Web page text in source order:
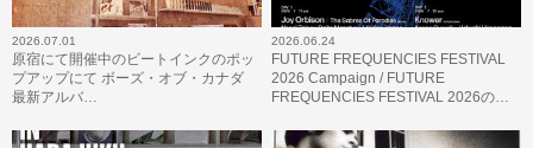
2026.07.01
原宿にて開催中のビートインクのポッ
プアップにて ボーズ・オブ・カナダ
最新アルバ…
2026.06.24
FUTURE FREQUENCIES FESTIVAL
2026 Campaign / FUTURE
FREQUENCIES FESTIVAL 2026の…